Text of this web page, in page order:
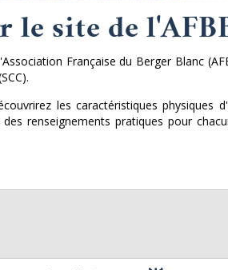
le site de
Française du Berger Blanc
les caractéristiques physiques
renseignements pratiques pour